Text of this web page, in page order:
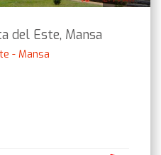
del Este, Mansa
- Mansa